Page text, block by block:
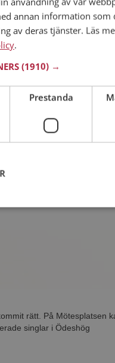
i Östergötlands län
år
på kvällarna. Kanske en
med? Som medlem på
rätt. På Mötesplatsen
singlar i Ödeshög
annan information
av deras tjänster. Läs
.
(1910) →
Prestanda